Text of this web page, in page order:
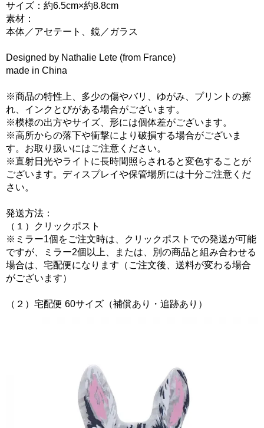
サイズ：約6.5cm×約8.8cm
素材：
本体／アセテート、鏡／ガラス
Designed by Nathalie Lete (from France)
made in China
※商品の特性上、多少の傷やバリ、ゆがみ、プリントの擦
れ、インクとびがある場合がございます。
※模様の出方やサイズ、形には個体差がございます。
※高所からの落下や衝撃により破損する場合がございま
す。お取り扱いにはご注意ください。
※直射日光やライトに長時間照らされると変色することが
ございます。ディスプレイや保管場所には十分ご注意くだ
さい。
発送方法：
（１）クリックポスト
※ミラー1個をご注文時は、クリックポストでの発送が可能
ですが、ミラー2個以上、または、別の商品と組み合わせる
場合は、宅配便になります（ご注文後、送料が変わる場合
がございます）
（２）宅配便 60サイズ（補償あり・追跡あり）